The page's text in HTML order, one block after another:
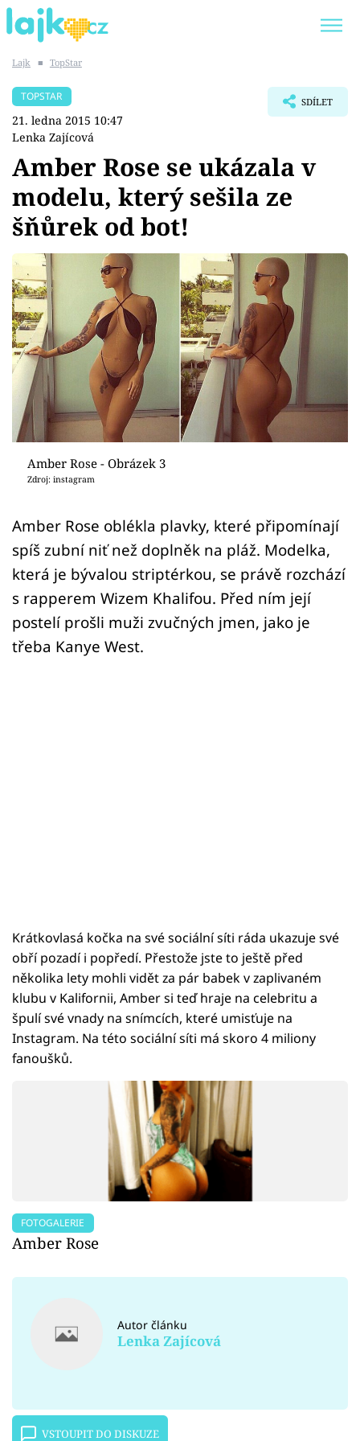
SHOPAHOLICADEL
Témata
Showbyznys
Youtubeři
Virály
Sex a vztahy
Videa
Sledujte prima+
Přihlášení
Sledujte nás
Lajk ■ TopStar
TOPSTAR
21. ledna 2015 10:47
Lenka Zajícová
SDÍLET
Amber Rose se ukázala v
modelu, který sešila ze
šňůrek od bot!
Amber Rose - Obrázek 3
Zdroj: instagram
Amber Rose oblékla plavky, které připomínají
spíš zubní niť než doplněk na pláž. Modelka,
která je bývalou striptérkou, se právě rozchází
s rapperem Wizem Khalifou. Před ním její
postelí prošli muži zvučných jmen, jako je
třeba Kanye West.
Krátkovlasá kočka na své sociální síti ráda ukazuje své
obří pozadí i popředí. Přestože jste to ještě před
několika lety mohli vidět za pár babek v zaplivaném
klubu v Kalifornii, Amber si teď hraje na celebritu a
špulí své vnady na snímcích, které umisťuje na
Instagram. Na této sociální síti má skoro 4 miliony
fanoušků.
FOTOGALERIE
Amber Rose
Autor článku
Lenka Zajícová
VSTOUPIT DO DISKUZE